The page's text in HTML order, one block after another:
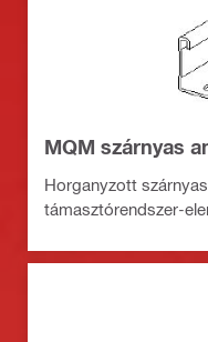
MQM szárnyas
Horganyzott
támasztórendszer-